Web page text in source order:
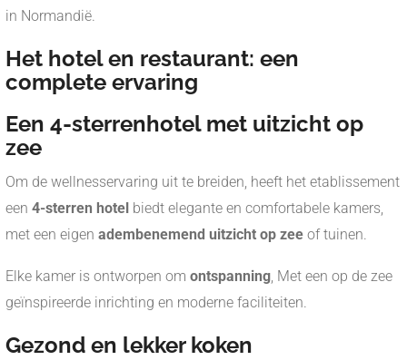
in Normandië.
Het hotel en restaurant: een
complete ervaring
Een 4-sterrenhotel met uitzicht op
zee
Om de wellnesservaring uit te breiden, heeft het etablissement
een 4-sterren hotel biedt elegante en comfortabele kamers,
met een eigen adembenemend uitzicht op zee of tuinen.
Elke kamer is ontworpen om ontspanning, Met een op de zee
geïnspireerde inrichting en moderne faciliteiten.
Gezond en lekker koken